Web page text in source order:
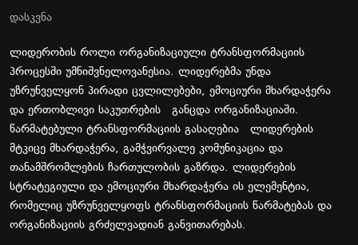
დასკვნა
ლიდერობის როლი ორგანიზაციული ტრანსფორმაციის
პროცესში უმნიშვნელოვანესია. ლიდერებმა უნდა
უზრუნველყონ პირადი ცვლილებები, ემოციური მხარდაჭერა
და ერთობლივი საკუთრების განცდა ორგანიზაციაში.
წარმატებული ტრანსფორმაციის გასაღებია ლიდერების
მტკიცე მხარდაჭერა, გამჭვირვალე კომუნიკაცია და
თანამშრომლების ჩართულობის გაზრდა. ლიდერების
სტრატეგიული და ემოციური მხარდაჭერა ის ელემენტია,
რომელიც უზრუნველყოფს ტრანსფორმაციის წარმატებას და
ორგანიზაციის გრძელვადიან განვითარებას.